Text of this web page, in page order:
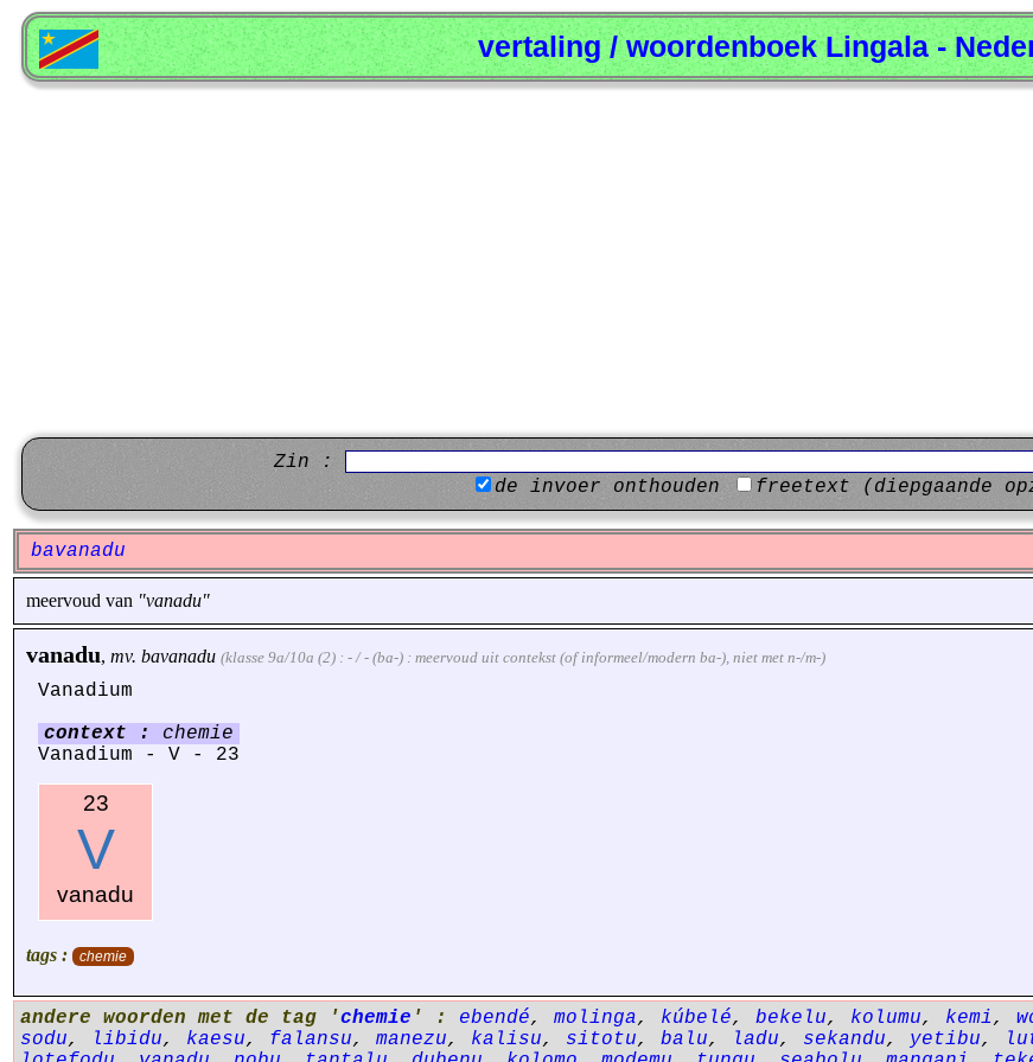
vertaling / woordenboek Lingala -
Zin :
de invoer onthouden
freetext (diepgaande
bavanadu
meervoud van "vanadu"
vanadu, mv. bavanadu (klasse 9a/10a (2) : - / - (ba-) : meervoud uit contekst (of informeel/modern ba-), niet met n-/m-)
Vanadium
context :
chemie
Vanadium - V - 23
23
V
vanadu
tags : chemie
andere woorden met de tag 'chemie ' : ebendé, molinga, kúbelé, bekelu, kolumu, kemi,
sodu, libidu, kaesu, falansu, manezu, kalisu, sitotu, balu, ladu, sekandu, yetibu,